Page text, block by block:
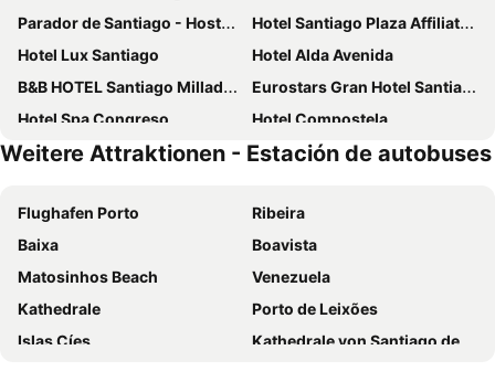
Parador de Santiago - Hostal Reis Catolicos
Hotel Santiago Plaza Affiliated by Meliá
Hotel Lux Santiago
Hotel Alda Avenida
B&B HOTEL Santiago Milladoiro
Eurostars Gran Hotel Santiago
Hotel Spa Congreso
Hotel Compostela
Hotel Gelmírez
Mapoula
Exe Peregrino
Gran Hotel Los Abetos
Oca Puerta del Camino Hotel
Eurostars San Lazaro
Exe Area Central
Eurostars Araguaney
Carris Casa de la Troya
Lemonade Stays Santiago de Compostela
Hotel Universal
Hotel Pombal Rooms
Weitere Attraktionen - Estación de autobuses
Flughafen Porto
Ribeira
Baixa
Boavista
Matosinhos Beach
Venezuela
Kathedrale
Porto de Leixões
Islas Cíes
Kathedrale von Santiago de Compostela